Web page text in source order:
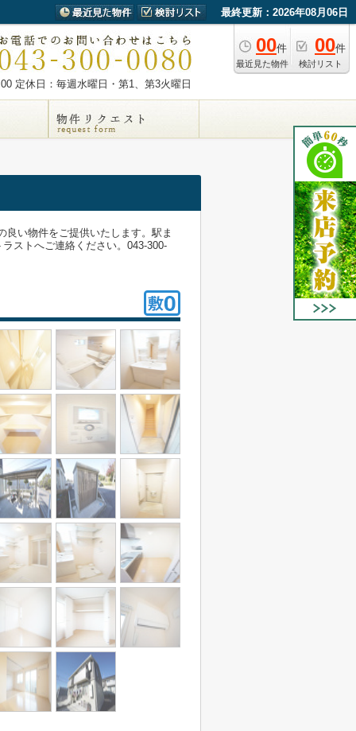
最終更新：2026年08月06日
00件
最近見た物件
00件
検討リスト
定休日：毎週水曜日・第1、第3火曜日
い物件をご提供いたします。駅ま
ストへご連絡ください。043-300-